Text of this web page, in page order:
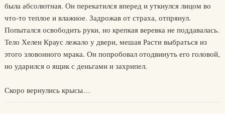
была абсолютная. Он перекатился вперед и уткнулся лицом во
что-то теплое и влажное. Задрожав от страха, отпрянул.
Попытался освободить руки, но крепкая веревка не поддавалась.
Тело Хелен Краус лежало у двери, мешая Расти выбраться из
этого зловонного мрака. Он попробовал отодвинуть его головой,
но ударился о ящик с деньгами и захрипел.
Скоро вернулись крысы…